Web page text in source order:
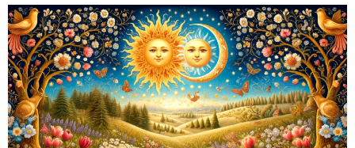
"გავიგე, "ნიაკოს" დამცველები გასჩენია...
იმნაძე-ნავროზაშვილები არიან
მანიპულატორები.. ჩემთვის ნია იმნაძე
მკვლელია" - ეკა კუპატაძე